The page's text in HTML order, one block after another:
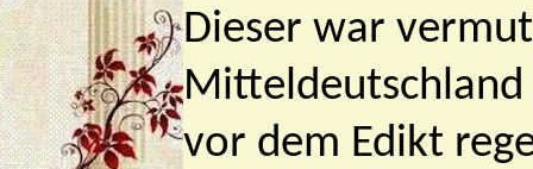
Dieser war
vor dem Edikt